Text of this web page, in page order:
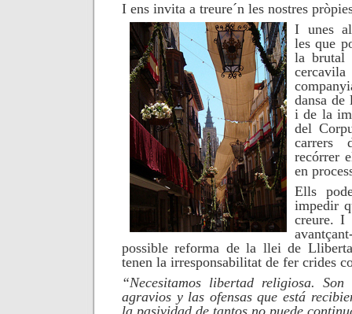
I ens invita a treure´n les nostres
I unes
les que
la brutal
dansa
i de la
del
carrers
recórrer
en
Ells
impedir
creure. I
possible reforma de la llei de
tenen la irresponsabilitat de fer crides
“Necesitamos libertad religiosa.
agravios y las ofensas que está
la pasividad de tantos no puede